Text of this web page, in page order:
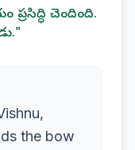
చెందింది.
the bow